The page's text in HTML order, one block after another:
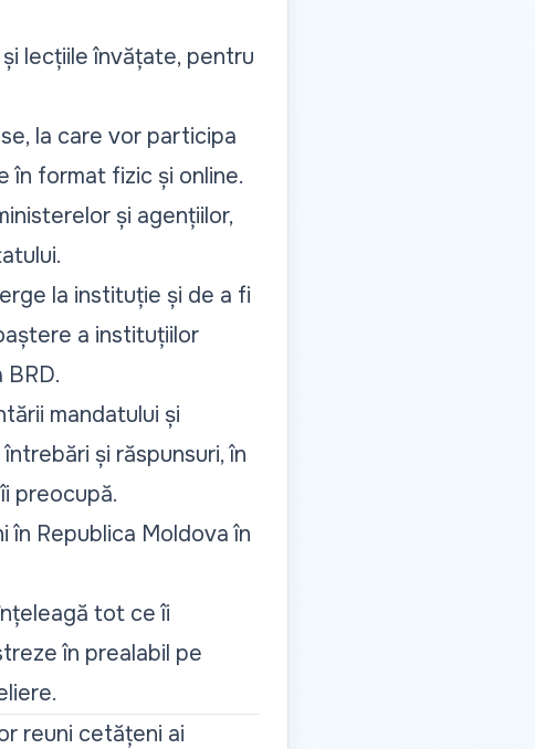
lecțiile învățate, pentru
la care vor participa
în format fizic și online.
și agențiilor,
la instituție și de a fi
a instituțiilor
mandatului și
și răspunsuri, în
preocupă.
Republica Moldova în
tot ce îi
în prealabil pe
reuni cetățeni ai